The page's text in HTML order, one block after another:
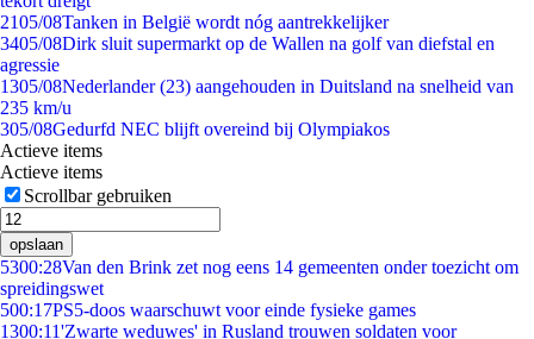
2105/08Tanken in België wordt nóg aantrekkelijker
3405/08Dirk sluit supermarkt op de Wallen na golf van diefstal en
agressie
1305/08Nederlander (23) aangehouden in Duitsland na snelheid van
235 km/u
305/08Gedurfd NEC blijft overeind bij Olympiakos
Actieve items
Actieve items
Scrollbar gebruiken
opslaan
5300:28Van den Brink zet nog eens 14 gemeenten onder toezicht om
spreidingswet
500:17PS5-doos waarschuwt voor einde fysieke games
1300:11'Zwarte weduwes' in Rusland trouwen soldaten voor